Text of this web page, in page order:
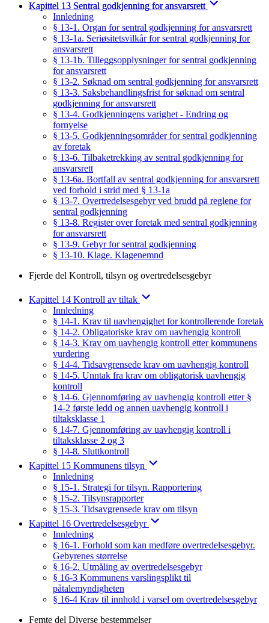
Kapittel 13 Sentral godkjenning for ansvarsrett
Innledning
§ 13-1. Organ for sentral godkjenning for ansvarsrett
§ 13-1a. Seriøsitetsvilkår for sentral godkjenning for
ansvarsrett
§ 13-1b. Tilleggsopplysninger for sentral godkjenning
for ansvarsrett
§ 13-2. Søknad om sentral godkjenning for ansvarsrett
§ 13-3. Saksbehandlingsfrist for søknad om sentral
godkjenning for ansvarsrett
§ 13-4. Godkjenningens varighet - Endring og
fornyelse
§ 13-5. Godkjenningsområder for sentral godkjenning
av foretak
§ 13-6. Tilbaketrekking av sentral godkjenning for
ansvarsrett
§ 13-6a. Bortfall av sentral godkjenning for ansvarsrett
ved forhold i strid med § 13-1a
§ 13-7. Overtredelsesgebyr ved brudd på reglene for
sentral godkjenning
§ 13-8. Register over foretak med sentral godkjenning
for ansvarsrett
§ 13-9. Gebyr for sentral godkjenning
§ 13-10. Klage. Klagenemnd
Fjerde del Kontroll, tilsyn og overtredelsesgebyr
Kapittel 14 Kontroll av tiltak
Innledning
§ 14-1. Krav til uavhengighet for kontrollerende foretak
§ 14-2. Obligatoriske krav om uavhengig kontroll
§ 14-3. Krav om uavhengig kontroll etter kommunens
vurdering
§ 14-4. Tidsavgrensede krav om uavhengig kontroll
§ 14-5. Unntak fra krav om obligatorisk uavhengig
kontroll
§ 14-6. Gjennomføring av uavhengig kontroll etter §
14-2 første ledd og annen uavhengig kontroll i
tiltaksklasse 1
§ 14-7. Gjennomføring av uavhengig kontroll i
tiltaksklasse 2 og 3
§ 14-8. Sluttkontroll
Kapittel 15 Kommunens tilsyn
Innledning
§ 15-1. Strategi for tilsyn. Rapportering
§ 15-2. Tilsynsrapporter
§ 15-3. Tidsavgrensede krav om tilsyn
Kapittel 16 Overtredelsesgebyr
Innledning
§ 16-1. Forhold som kan medføre overtredelsesgebyr.
Gebyrenes størrelse
§ 16-2. Utmåling av overtredelsesgebyr
§ 16-3 Kommunens varslingsplikt til
påtalemyndigheten
§ 16-4 Krav til innhold i varsel om overtredelsesgebyr
Femte del Diverse bestemmelser